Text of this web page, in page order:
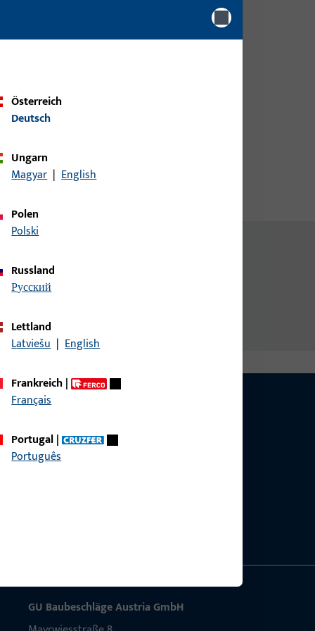
Österreich
Deutsch
Ungarn
Magyar | English
Polen
Polski
Russland
русский
Lettland
Latviešu | English
Frankreich|
Français
Portugal|
Português
GU Baubeschläge Aus­tria GmbH